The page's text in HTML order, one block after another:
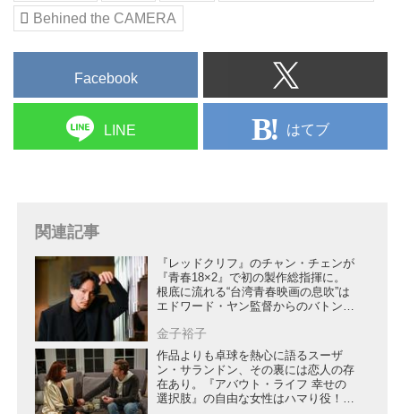
Behined the CAMERA
Facebook
LINE はてブ
関連記事
『レッドクリフ』のチャン・チェンが
『青春18×2』で初の製作総指揮に。
根底に流れる“台湾青春映画の息吹”は
エドワード・ヤン監督からのバトン
金子裕子
作品よりも卓球を熱心に語るスーザ
ン・サランドン、その裏には恋人の存
在あり。『アバウト・ライフ 幸せの
選択肢』の自由な女性はハマり役！